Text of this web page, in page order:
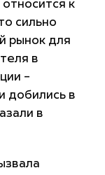
к
сильно
рынок для
в
–
добились в
в